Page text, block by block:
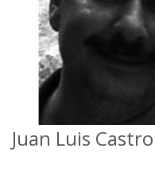
Juan Luis Castro